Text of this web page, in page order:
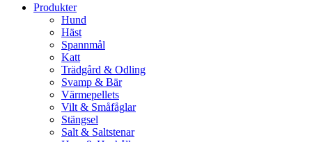
Produkter
Hund
Häst
Spannmål
Katt
Trädgård & Odling
Svamp & Bär
Värmepellets
Vilt & Småfåglar
Stängsel
Salt & Saltstenar